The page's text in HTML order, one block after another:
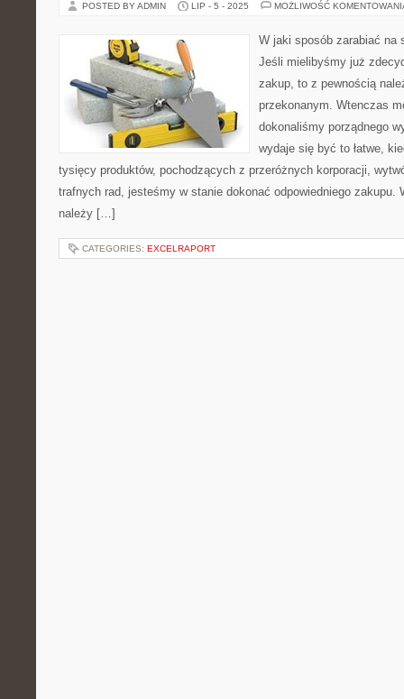
POSTED BY ADMIN LIP - 5 - 2025 MOŻLIWOŚĆ
W jaki sposób zarabiać na
Jeśli mielibyśmy już
zakup, to z pewnością
przekonanym. Wtenczas
dokonaliśmy porządnego
wydaje się być to łatwe,
tysięcy produktów, pochodzących z przeróżnych korporacji,
trafnych rad, jesteśmy w stanie dokonać odpowiedniego zakupu.
należy […]
CATEGORIES: EXCELRAPORT